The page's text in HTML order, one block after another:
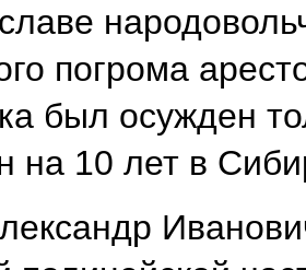
погрома
был осужден
на 10 лет в